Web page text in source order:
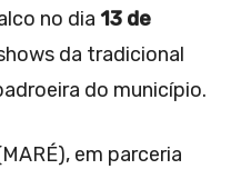
no dia 13 de
da tradicional
do município.
em parceria